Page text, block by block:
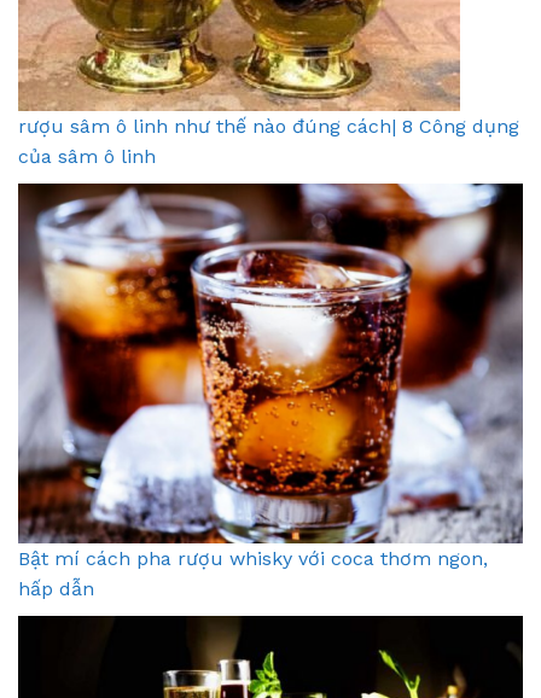
rượu sâm ô linh như thế nào đúng cách| 8 Công dụng
của sâm ô linh
Bật mí cách pha rượu whisky với coca thơm ngon,
hấp dẫn